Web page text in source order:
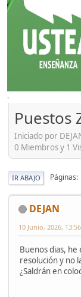
'
Puestos
Iniciado por
0 Miembros y 1
IR ABAJO Páginas
DEJAN
10 Junio, 2026,
Buenos dias, he
resolución y no
¿Saldrán en